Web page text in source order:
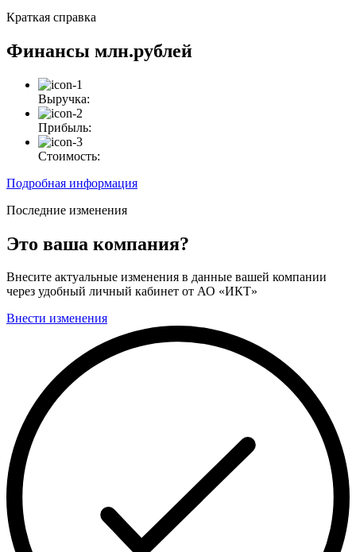
Краткая справка
Финансы млн.рублей
Выручка:
Прибыль:
Стоимость:
Подробная информация
Последние изменения
Это ваша компания?
Внесите актуальные изменения в данные вашей компании
через удобный личный кабинет от АО «ИКТ»
Внести изменения